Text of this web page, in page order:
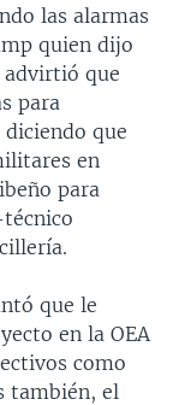
las alarmas
quien dijo
advirtió que
para
que
en
para
que le
en la OEA
como
también, el